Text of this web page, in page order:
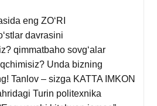
eng ZO‘RI
davrasini
qimmatbaho sovg‘alar
Unda bizning
Tanlov – sizga KATTA IMKON
Turin politexnika